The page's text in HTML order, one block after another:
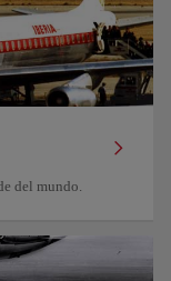
del mundo.